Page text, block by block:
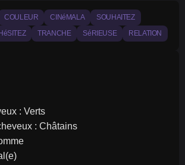
COULEUR CINéMALA SOUHAITEZ
TRANCHE SéRIEUSE RELATION
: Verts
: Châtains